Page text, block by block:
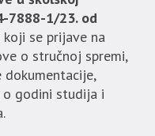
7888-1/23. od
koji se prijave na
o stručnoj spremi,
godini studija i